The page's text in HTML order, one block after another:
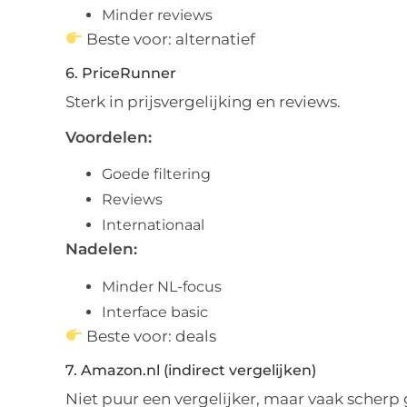
Minder reviews
Beste voor: alternatief
6. PriceRunner
Sterk in prijsvergelijking en reviews.
Voordelen:
Goede filtering
Reviews
Internationaal
Nadelen:
Minder NL-focus
Interface basic
Beste voor: deals
7. Amazon.nl (indirect vergelijken)
Niet puur een vergelijker, maar vaak scherp